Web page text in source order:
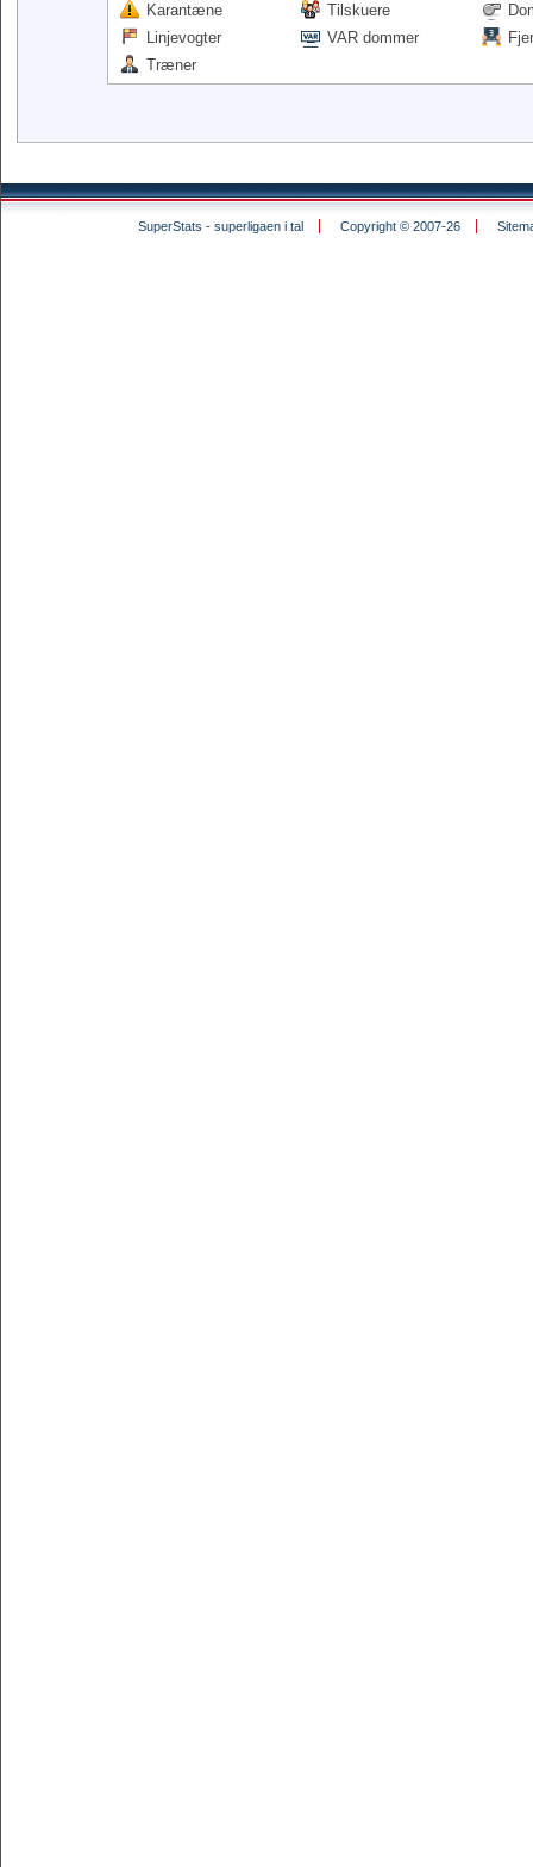
Karantæne
Tilskuere
Linjevogter
VAR dommer
Træner
SuperStats - superligaen i tal Copyright © 2007-26